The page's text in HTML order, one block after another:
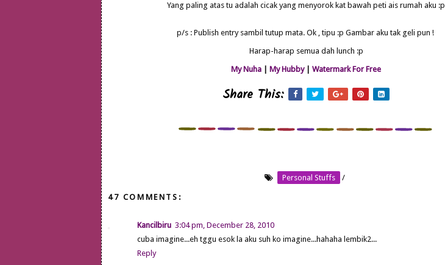
Yang paling atas tu adalah cicak yang menyorok kat bawah peti ais rumah aku :p
p/s : Publish entry sambil tutup mata. Ok , tipu :p Gambar aku tak geli pun !
Harap-harap semua dah lunch :p
My Nuha
My Hubby| Watermark For Free
Share This:
Personal Stuffs /
47 COMMENTS:
Kancilbiru 3:04 pm, December 28, 2010
cuba imagine...eh tggu esok la aku suh ko imagine...hahaha lembik2...
Reply